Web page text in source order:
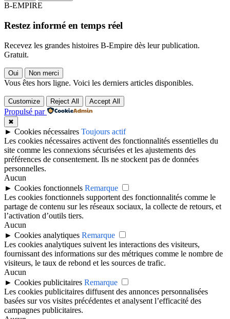
B-EMPIRE
Restez informé en temps réel
Recevez les grandes histoires B-Empire dès leur publication.
Gratuit.
Oui Non merci
Vous êtes hors ligne. Voici les derniers articles disponibles.
Customize Reject All Accept All
Propulsé par
✖
► Cookies nécessaires Toujours actif
Les cookies nécessaires activent des fonctionnalités essentielles du
site comme les connexions sécurisées et les ajustements des
préférences de consentement. Ils ne stockent pas de données
personnelles.
Aucun
► Cookies fonctionnels Remarque
Les cookies fonctionnels supportent des fonctionnalités comme le
partage de contenu sur les réseaux sociaux, la collecte de retours, et
l’activation d’outils tiers.
Aucun
► Cookies analytiques Remarque
Les cookies analytiques suivent les interactions des visiteurs,
fournissant des informations sur des métriques comme le nombre de
visiteurs, le taux de rebond et les sources de trafic.
Aucun
► Cookies publicitaires Remarque
Les cookies publicitaires diffusent des annonces personnalisées
basées sur vos visites précédentes et analysent l’efficacité des
campagnes publicitaires.